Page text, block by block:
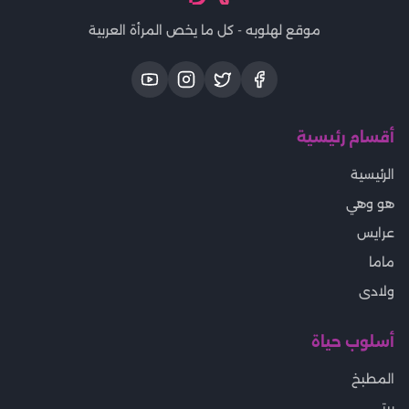
موقع لهلوبه - كل ما يخص المرأة العربية
أقسام رئيسية
الرئيسية
هو وهي
عرايس
ماما
ولادى
أسلوب حياة
المطبخ